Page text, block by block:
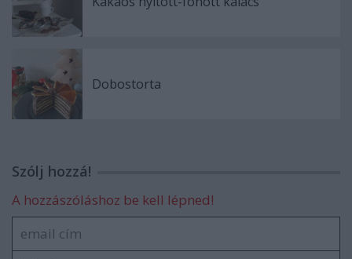
Dobostorta
Szólj hozzá!
A hozzászóláshoz be kell lépned!